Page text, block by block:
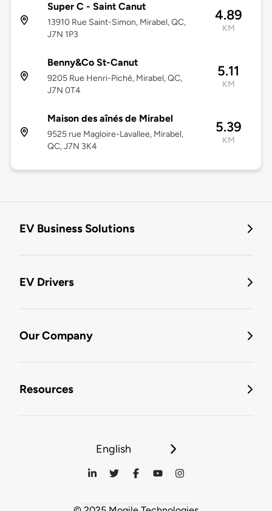
Super C - Saint Canut
13910 Rue Saint-Simon, Mirabel, QC,
J7N 1P3
4.89
KM
Benny&Co St-Canut
9205 Rue Henri-Piché, Mirabel, QC,
J7N 0T4
5.11
KM
Maison des aînés de Mirabel
9525 rue Magloire-Lavallee, Mirabel,
QC, J7N 3K4
5.39
KM
EV Business Solutions
EV Drivers
Our Company
Resources
English